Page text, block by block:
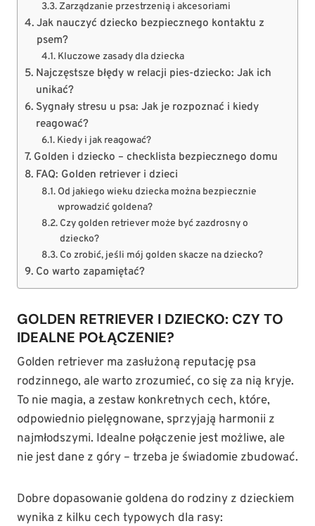
Zarządzanie przestrzenią i akcesoriami
Jak nauczyć dziecko bezpiecznego kontaktu z
psem?
Kluczowe zasady dla dziecka
Najczęstsze błędy w relacji pies-dziecko: Jak ich
unikać?
Sygnały stresu u psa: Jak je rozpoznać i kiedy
reagować?
Kiedy i jak reagować?
Golden i dziecko – checklista bezpiecznego domu
FAQ: Golden retriever i dzieci
Od jakiego wieku dziecka można bezpiecznie
wprowadzić goldena?
Czy golden retriever może być zazdrosny o
dziecko?
Co zrobić, jeśli mój golden skacze na dziecko?
Co warto zapamiętać?
GOLDEN RETRIEVER I DZIECKO: CZY TO
IDEALNE POŁĄCZENIE?
Golden retriever ma zasłużoną reputację psa
rodzinnego, ale warto zrozumieć, co się za nią kryje.
To nie magia, a zestaw konkretnych cech, które,
odpowiednio pielęgnowane, sprzyjają harmonii z
najmłodszymi. Idealne połączenie jest możliwe, ale
nie jest dane z góry – trzeba je świadomie zbudować.
Dobre dopasowanie goldena do rodziny z dzieckiem
wynika z kilku cech typowych dla rasy: